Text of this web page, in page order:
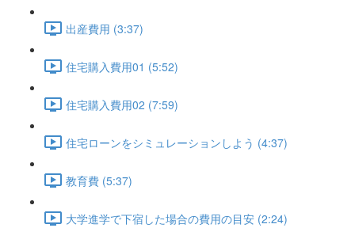
出産費用 (3:37)
住宅購入費用01 (5:52)
住宅購入費用02 (7:59)
住宅ローンをシミュレーションしよう (4:37)
教育費 (5:37)
大学進学で下宿した場合の費用の目安 (2:24)